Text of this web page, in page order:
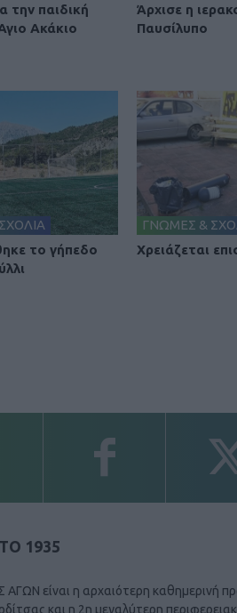
την παιδική
Ακάκιο
Άρχισε η
Παυσίλυπο
το γήπεδο
ΓΝΩΜΕΣ &
Χρειάζεται
1935
είναι η αρχαιότερη καθημερινή
και η 2η μεγαλύτερη